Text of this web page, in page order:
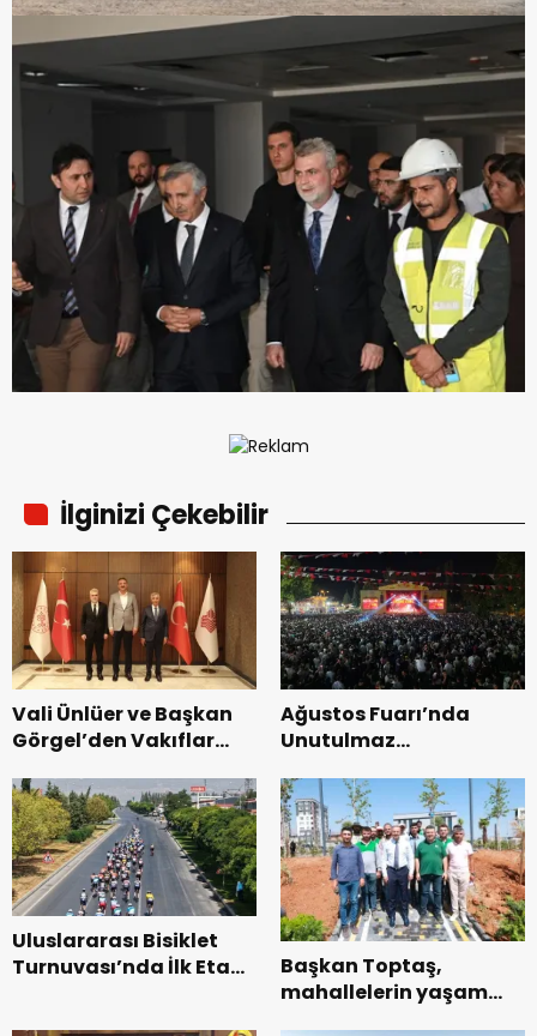
İlginizi Çekebilir
Vali Ünlüer ve Başkan
Görgel’den Vakıflar
ziyaret.
Ağustos Fuarı’nda
Unutulmaz
Uluslararası Bisiklet
Turnuvası’nda İlk Etap
Başkan Toptaş,
mahallelerin yaşam